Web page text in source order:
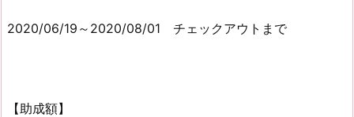
2020/06/19～2020/08/01 チェックアウトまで
【助成額】